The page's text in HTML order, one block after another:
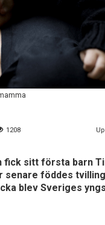
1208
fick sitt första barn
senare föddes
blev Sveriges